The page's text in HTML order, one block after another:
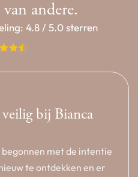
andere.
4.8 / 5.0 sterren
bij Bianca
met de intentie
te ontdekken en er